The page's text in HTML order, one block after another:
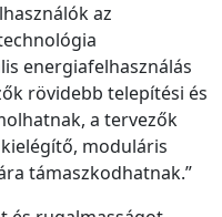
az
energiafelhasználás
rövidebb telepítési és
a tervezők
moduláris
támaszkodhatnak.”